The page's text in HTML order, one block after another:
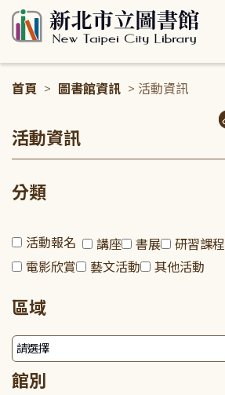
首頁 > 圖書館資訊 > 活動資訊
活動資訊
分類
活動報名 講座 書展 研習課程
電影欣賞
藝文活動 其他活動
區域
館別